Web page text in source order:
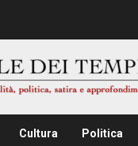
Cultura Politica